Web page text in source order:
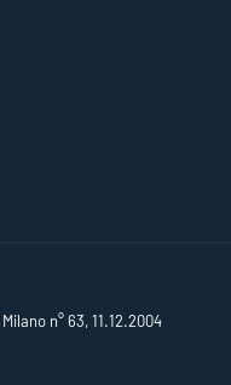
n° 63, 11.12.2004